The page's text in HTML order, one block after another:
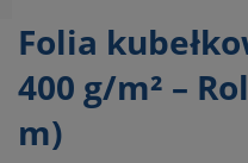
Folia
400 g/m² –
m)